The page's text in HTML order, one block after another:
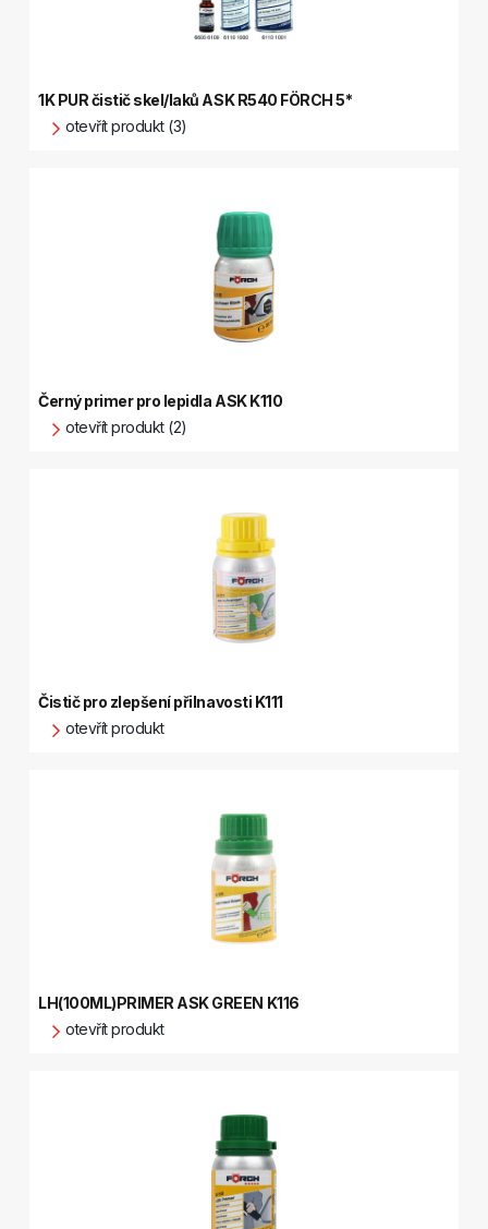
1K PUR čistič skel/laků ASK R540 FÖRCH 5*
otevřít produkt (3)
Černý primer pro lepidla ASK K110
otevřít produkt (2)
Čistič pro zlepšení přilnavosti K111
otevřít produkt
LH(100ML)PRIMER ASK GREEN K116
otevřít produkt